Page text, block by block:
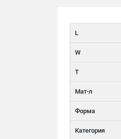
L
W
T
Мат-л
Форма
Категория